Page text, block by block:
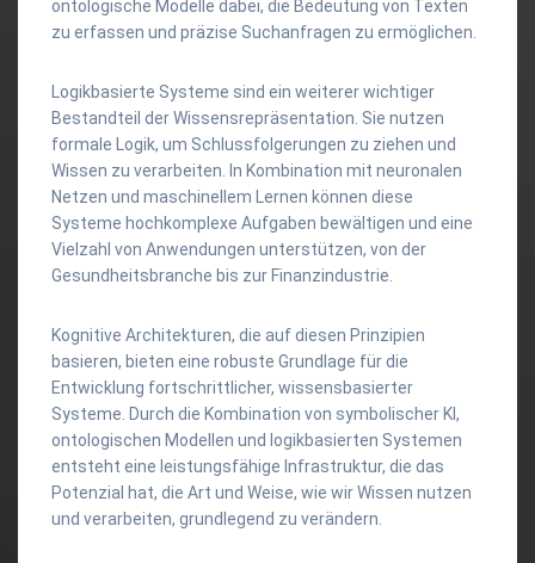
ontologische Modelle dabei, die Bedeutung von Texten
zu erfassen und präzise Suchanfragen zu ermöglichen.
Logikbasierte Systeme sind ein weiterer wichtiger
Bestandteil der Wissensrepräsentation. Sie nutzen
formale Logik, um Schlussfolgerungen zu ziehen und
Wissen zu verarbeiten. In Kombination mit neuronalen
Netzen und maschinellem Lernen können diese
Systeme hochkomplexe Aufgaben bewältigen und eine
Vielzahl von Anwendungen unterstützen, von der
Gesundheitsbranche bis zur Finanzindustrie.
Kognitive Architekturen, die auf diesen Prinzipien
basieren, bieten eine robuste Grundlage für die
Entwicklung fortschrittlicher, wissensbasierter
Systeme. Durch die Kombination von symbolischer KI,
ontologischen Modellen und logikbasierten Systemen
entsteht eine leistungsfähige Infrastruktur, die das
Potenzial hat, die Art und Weise, wie wir Wissen nutzen
und verarbeiten, grundlegend zu verändern.